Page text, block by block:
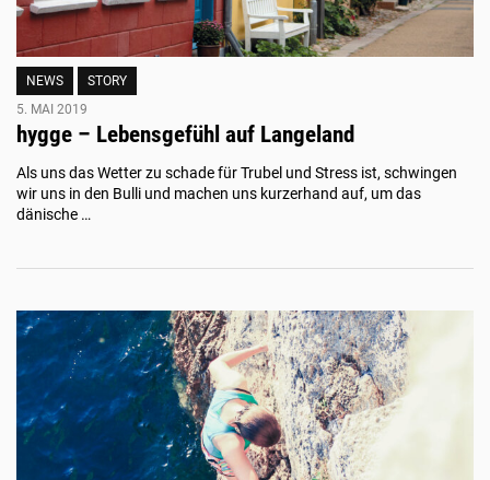
NEWS
STORY
5. MAI 2019
hygge – Lebensgefühl auf Langeland
Als uns das Wetter zu schade für Trubel und Stress ist, schwingen
wir uns in den Bulli und machen uns kurzerhand auf, um das
dänische …